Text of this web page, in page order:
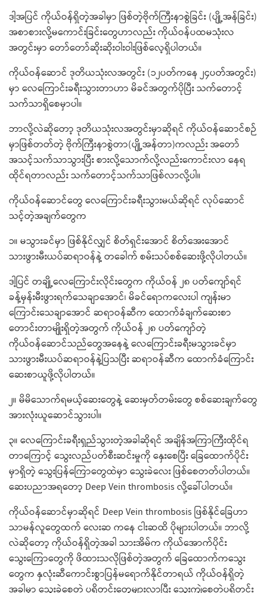
ဒါ့အပြင် ကိုယ်ဝန်ရှိတဲ့အခါမှာ ဖြစ်တဲ့ဗိုက်ကြီးနာစွဲခြင်း (ပျို့အန်ခြင်း)
အစာစားလို့မကောင်းခြင်းတွေဟာလည်း ကိုယ်ဝန်ပထမသုံးလ
အတွင်းမှာ တော်တော်ဆိုးဆိုးဝါးဝါးဖြစ်လေ့ရှိပါတယ်။
ကိုယ်ဝန်ဆောင် ဒုတိယသုံးလအတွင်း (၁၂ပတ်ကနေ ၂၄ပတ်အတွင်း)
မှာ လေကြောင်းခရီးသွားတာဟာ မိခင်အတွက်ပိုပြီး သက်တောင့်
သက်သာရှိစေမှာပါ။
ဘာလို့လဲဆိုတော့ ဒုတိယသုံးလအတွင်းမှာဆိုရင် ကိုယ်ဝန်ဆောင်စဉ်
မှာဖြစ်တတ်တဲ့ ဗိုက်ကြီးနာစွဲတာ(ပျို့အန်တာ)ကလည်း အတော်
အသင့်သက်သာသွားပြီး စားလို့သောက်လို့လည်းကောင်းလာ နေရ
ထိုင်ရတာလည်း သက်တောင့်သက်သာဖြစ်လာလို့ပါ။
ကိုယ်ဝန်ဆောင်တွေ လေကြောင်းခရီးသွားမယ်ဆိုရင် လုပ်ဆောင်
သင့်တဲ့အချက်တွေက
၁။ မသွားခင်မှာ ဖြစ်နိုင်လျှင် စိတ်ရှင်းအောင် စိတ်အေးအောင်
သားဖွားမီးယပ်ဆရာဝန်နဲ့ တခေါက် စမ်းသပ်စစ်ဆေးဖို့လိုပါတယ်။
ဒါ့ပြင် တချို့လေကြောင်းလိုင်းတွေက ကိုယ်ဝန် ၂၈ ပတ်ကျော်ရင်
ခန့်မှန်းမီးဖွားရက်သေချာအောင်၊ မိခင်ရောကလေးပါ ကျန်းမာ
ကြောင်းသေချာအောင် ဆရာဝန်ဆီက ထောက်ခံချက်ဆေးစာ
တောင်းတာမျိုးရှိတဲ့အတွက် ကိုယ်ဝန် ၂၈ ပတ်ကျော်တဲ့
ကိုယ်ဝန်ဆောင်သည်တွေအနေနဲ့ လေကြောင်းခရီးမသွားခင်မှာ
သားဖွားမီးယပ်ဆရာဝန်နဲ့ပြသပြီး ဆရာဝန်ဆီက ထောက်ခံကြောင်း
ဆေးစာယူဖို့လိုပါတယ်။
၂။ မိမိသောက်ရမယ့်ဆေးတွေနဲ့ ဆေးမှတ်တမ်းတွေ စစ်ဆေးချက်တွေ
အားလုံးယူဆောင်သွားပါ။
၃။ လေကြောင်းခရီးရှည်သွားတဲ့အခါဆိုရင် အချိန်အကြာကြီးထိုင်ရ
တာကြောင့် သွေးလည်ပတ်စီးဆင်းမှုကို နှေးစေပြီး ခြေထောက်ပိုင်း
မှာရှိတဲ့ သွေးပြန်ကြောတွေထဲမှာ သွေးခဲလေး ဖြစ်စေတတ်ပါတယ်။
ဆေးပညာအရတော့ Deep Vein thrombosis လို့ခေါ်ပါတယ်။
ကိုယ်ဝန်ဆောင်မှာဆိုရင် Deep Vein thrombosis ဖြစ်နိုင်ခြေဟာ
သာမန်လူတွေထက် လေးဆ ကနေ ငါးဆထိ ပိုများပါတယ်။ ဘာလို့
လဲဆိုတော့ ကိုယ်ဝန်ရှိတဲ့အခါ သားအိမ်က ကိုယ်အောက်ပိုင်း
သွေးကြောတွေကို ဖိထားသလိုဖြစ်တဲ့အတွက် ခြေထောက်ကသွေး
တွေက နှလုံးဆီကောင်းစွာပြန်မရောက်နိုင်တာရယ် ကိုယ်ဝန်ရှိတဲ့
အခါမှာ သွေးခဲစေတဲ့ ပရိုတင်းတွေများလာပြီး သွေးကျဲစေတဲ့ပရိုတင်း